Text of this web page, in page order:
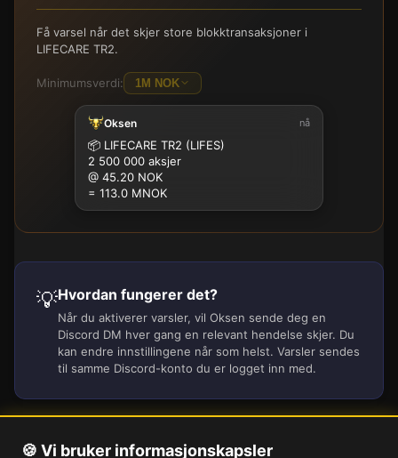
Få varsel når det skjer store blokktransaksjoner i
LIFECARE TR2.
Minimumsverdi: 1M NOK
500K
Oksen nå
📦 LIFECARE TR2 (LIFES)
2 500 000 aksjer
@ 45.20 NOK
= 113.0 MNOK
💡Hvordan fungerer det?
Når du aktiverer varsler, vil Oksen sende deg en
Discord DM hver gang en relevant hendelse skjer. Du
kan endre innstillingene når som helst. Varsler sendes
til samme Discord-konto du er logget inn med.
🍪 Vi bruker informasjonskapsler